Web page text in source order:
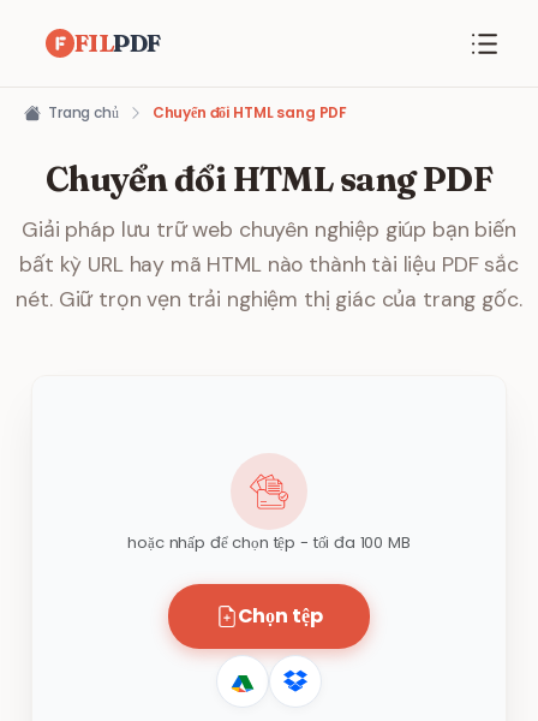
FILPDF
Trang chủ Chuyển đổi HTML sang PDF
Chuyển đổi HTML sang PDF
Giải pháp lưu trữ web chuyên nghiệp giúp bạn biến
bất kỳ URL hay mã HTML nào thành tài liệu PDF sắc
nét. Giữ trọn vẹn trải nghiệm thị giác của trang gốc.
hoặc nhấp để chọn tệp - tối đa 100 MB
Chọn tệp